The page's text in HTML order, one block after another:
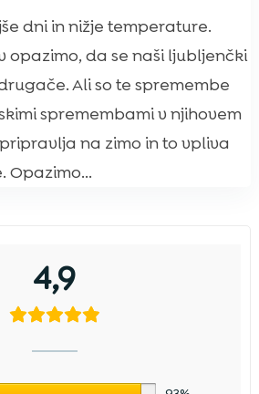
dni in nižje temperature.
opazimo, da se naši ljubljenčki
Ali so te spremembe
spremembami v njihovem
na zimo in to vpliva
Opazimo...
4,9